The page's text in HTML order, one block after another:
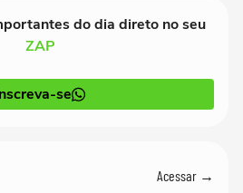
do dia direto no seu
ZAP
se
Acessar →